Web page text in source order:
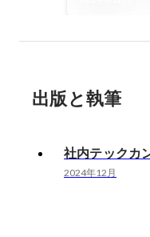
出版と執筆
社内テックカ
2024年12月